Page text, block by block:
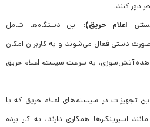
دور کنند.
اعلام حریق): این دستگاه‌ها شامل
دستی فعال می‌شوند و به کاربران امکان
آتش‌سوزی، به سرعت سیستم اعلام حریق
تجهیزات در سیستم‌های اعلام حریق که با
اسپرینکلرها همکاری دارند، به کار برده